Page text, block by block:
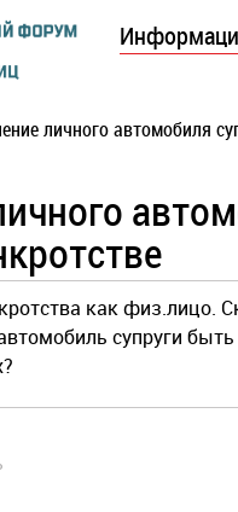
личного автомобиля
как физ.лицо.
супруги